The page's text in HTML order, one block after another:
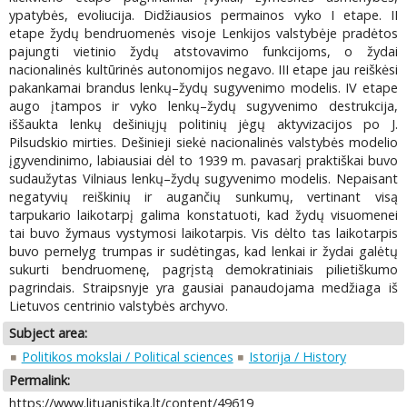
ypatybės, evoliucija. Didžiausios permainos vyko I etape. II
etape žydų bendruomenės visoje Lenkijos valstybėje pradėtos
pajungti vietinio žydų atstovavimo funkcijoms, o žydai
nacionalinės kultūrinės autonomijos negavo. III etape jau reiškėsi
pakankamai brandus lenkų–žydų sugyvenimo modelis. IV etape
augo įtampos ir vyko lenkų–žydų sugyvenimo destrukcija,
iššaukta lenkų dešiniųjų politinių jėgų aktyvizacijos po J.
Pilsudskio mirties. Dešinieji siekė nacionalinės valstybės modelio
įgyvendinimo, labiausiai dėl to 1939 m. pavasarį praktiškai buvo
sudaužytas Vilniaus lenkų–žydų sugyvenimo modelis. Nepaisant
negatyvių reiškinių ir augančių sunkumų, vertinant visą
tarpukario laikotarpį galima konstatuoti, kad žydų visuomenei
tai buvo žymaus vystymosi laikotarpis. Vis dėlto tas laikotarpis
buvo pernelyg trumpas ir sudėtingas, kad lenkai ir žydai galėtų
sukurti bendruomenę, pagrįstą demokratiniais pilietiškumo
pagrindais. Straipsnyje yra gausiai panaudojama medžiaga iš
Lietuvos centrinio valstybės archyvo.
Subject area:
Politikos mokslai / Political sciences
Istorija / History
Permalink:
https://www.lituanistika.lt/content/49619